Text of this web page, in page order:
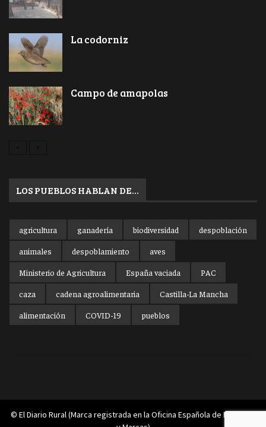
La codorniz
Campo de amapolas
LOS PUEBLOS HABLAN DE…
agricultura ganadería biodiversidad
despoblación
animales
despoblamiento
aves
Ministerio de Agricultura
España vaciada
PAC
caza
cadena agroalimentaria
Castilla-La Mancha
alimentación
COVID-19 pueblos
© El Diario Rural (Marca registrada en la Oficina Española de Patentes